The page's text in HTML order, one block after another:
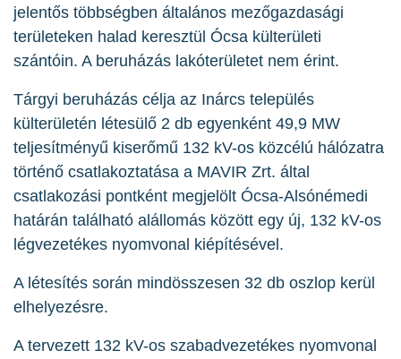
jelentős többségben általános mezőgazdasági
területeken halad keresztül Ócsa külterületi
szántóin. A beruházás lakóterületet nem érint.
Tárgyi beruházás célja az Inárcs település
külterületén létesülő 2 db egyenként 49,9 MW
teljesítményű kiserőmű 132 kV-os közcélú hálózatra
történő csatlakoztatása a MAVIR Zrt. által
csatlakozási pontként megjelölt Ócsa-Alsónémedi
határán található alállomás között egy új, 132 kV-os
légvezetékes nyomvonal kiépítésével.
A létesítés során mindösszesen 32 db oszlop kerül
elhelyezésre.
A tervezett 132 kV-os szabadvezetékes nyomvonal